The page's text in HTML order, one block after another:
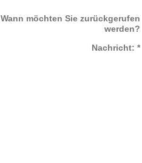
Wann möchten Sie zurückgerufen
werden?
Nachricht: *